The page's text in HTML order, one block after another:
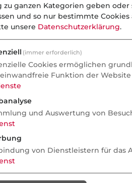
zu ganzen Kategorien geben
und so nur bestimmte Cookies
unsere Datenschutzerklärung.
(immer erforderlich)
Cookies ermöglichen
Funktion der
und Auswertung von
von Dienstleistern für das